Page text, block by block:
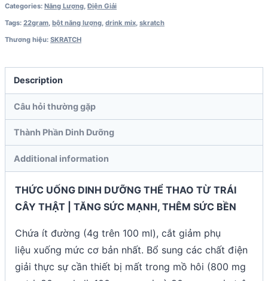
Categories: Năng Lượng,Điện Giải
Tags: 22gram, bột năng lượng, drink mix, skratch
Thương hiệu: SKRATCH
Description
Câu hỏi thường gặp
Thành Phần Dinh Dưỡng
Additional information
THỨC UỐNG DINH DƯỠNG THỂ THAO TỪ TRÁI
CÂY THẬT | TĂNG SỨC MẠNH, THÊM SỨC BỀN
Chứa ít đường (4g trên 100 ml), cắt giảm phụ
liệu xuống mức cơ bản nhất. Bổ sung các chất điện
giải thực sự cần thiết bị mất trong mồ hôi (800 mg